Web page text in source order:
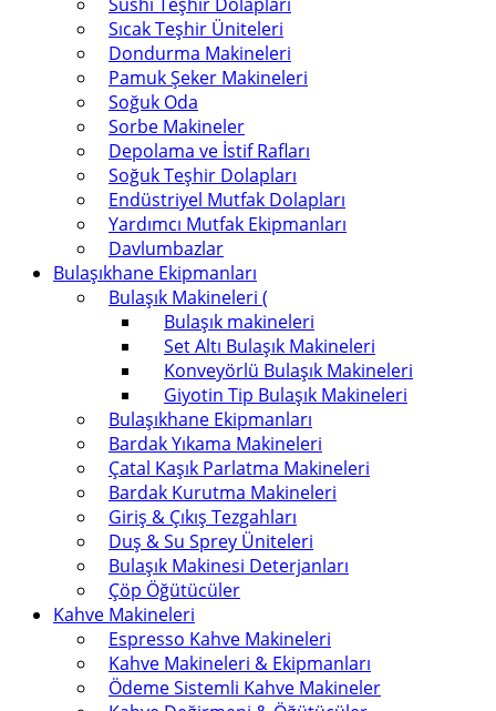
Sıcak Teşhir Üniteleri
Dondurma Makineleri
Pamuk Şeker Makineleri
Soğuk Oda
Sorbe Makineler
Depolama ve İstif Rafları
Soğuk Teşhir Dolapları
Endüstriyel Mutfak Dolapları
Yardımcı Mutfak Ekipmanları
Davlumbazlar
Bulaşıkhane Ekipmanları
Bulaşık Makineleri (
Bulaşık makineleri
Set Altı Bulaşık Makineleri
Konveyörlü Bulaşık Makineleri
Giyotin Tip Bulaşık Makineleri
Bulaşıkhane Ekipmanları
Bardak Yıkama Makineleri
Çatal Kaşık Parlatma Makineleri
Bardak Kurutma Makineleri
Giriş & Çıkış Tezgahları
Duş & Su Sprey Üniteleri
Bulaşık Makinesi Deterjanları
Çöp Öğütücüler
Kahve Makineleri
Espresso Kahve Makineleri
Kahve Makineleri & Ekipmanları
Ödeme Sistemli Kahve Makineler